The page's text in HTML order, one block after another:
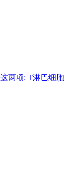
两项: T淋巴细胞